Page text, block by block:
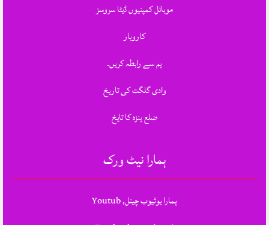
موبائل کمپنیوں ڈیٹا سروسز
کاروبار
ہم سے رابطہ کریں.
وادی گلگت کی تاریخ
ضلع ہنزہ کا تایخ
ہمارا نیٹ ورک
ہمارا یوٹیوب چینل, Youtub